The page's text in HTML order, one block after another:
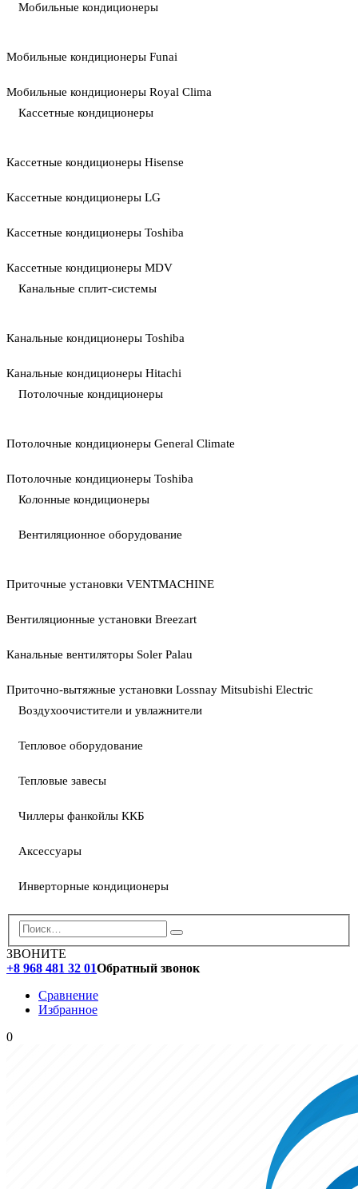
Мобильные кондиционеры
Мобильные кондиционеры Funai
Мобильные кондиционеры Royal Clima
Кассетные кондиционеры
Кассетные кондиционеры Hisense
Кассетные кондиционеры LG
Кассетные кондиционеры Toshiba
Кассетные кондиционеры MDV
Канальные сплит-системы
Канальные кондиционеры Toshiba
Канальные кондиционеры Hitachi
Потолочные кондиционеры
Потолочные кондиционеры General Climate
Потолочные кондиционеры Toshiba
Колонные кондиционеры
Вентиляционное оборудование
Приточные установки VENTMACHINE
Вентиляционные установки Breezart
Канальные вентиляторы Soler Palau
Приточно-вытяжные установки Lossnay Mitsubishi Electric
Воздухоочистители и увлажнители
Тепловое оборудование
Тепловые завесы
Чиллеры фанкойлы ККБ
Аксессуары
Инверторные кондиционеры
ЗВОНИТЕ
+8 968 481 32 01Обратный звонок
Сравнение
Избранное
0